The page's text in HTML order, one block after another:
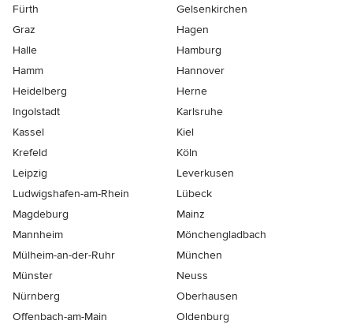
Fürth
Gelsenkirchen
Graz
Hagen
Halle
Hamburg
Hamm
Hannover
Heidelberg
Herne
Ingolstadt
Karlsruhe
Kassel
Kiel
Krefeld
Köln
Leipzig
Leverkusen
Ludwigshafen-am-Rhein
Lübeck
Magdeburg
Mainz
Mannheim
Mönchen­gladbach
Mülheim-an-der-Ruhr
München
Münster
Neuss
Nürnberg
Oberhausen
Offenbach-am-Main
Oldenburg